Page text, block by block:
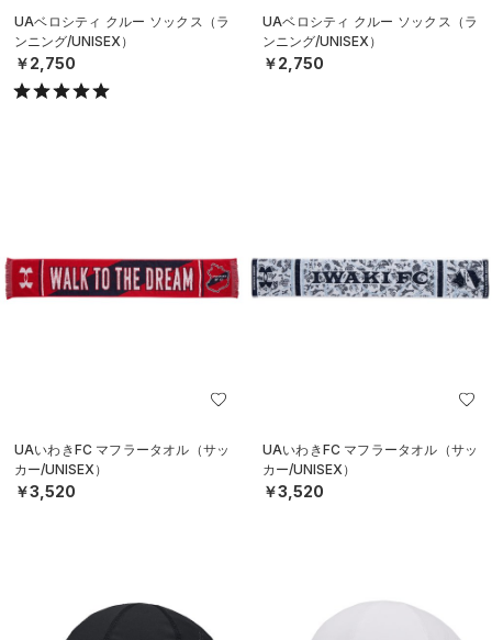
UAベロシティ クルー ソックス（ラ
ンニング/UNISEX）
￥2,750
UAベロシティ クルー ソックス（ラ
ンニング/UNISEX）
￥2,750
UAいわきFC マフラータオル（サッ
カー/UNISEX）
￥3,520
UAいわきFC マフラータオル（サッ
カー/UNISEX）
￥3,520